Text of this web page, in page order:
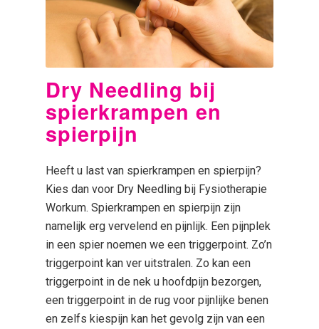
Dry Needling bij
spierkrampen en
spierpijn
Heeft u last van spierkrampen en spierpijn?
Kies dan voor Dry Needling bij Fysiotherapie
Workum. Spierkrampen en spierpijn zijn
namelijk erg vervelend en pijnlijk. Een pijnplek
in een spier noemen we een triggerpoint. Zo’n
triggerpoint kan ver uitstralen. Zo kan een
triggerpoint in de nek u hoofdpijn bezorgen,
een triggerpoint in de rug voor pijnlijke benen
en zelfs kiespijn kan het gevolg zijn van een